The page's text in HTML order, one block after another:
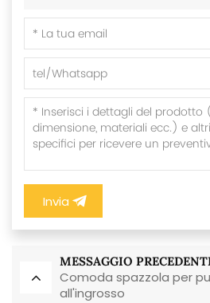
Invia
MESSAGGIO
Comoda spazzola per
all'ingrosso